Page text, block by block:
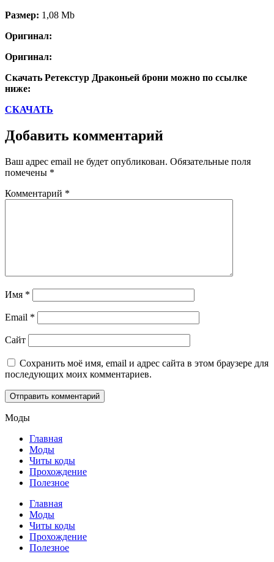
Размер: 1,08 Mb
Оригинал:
Оригинал:
Скачать Ретекстур Драконьей брони можно по ссылке
ниже:
СКАЧАТЬ
Добавить комментарий
Ваш адрес email не будет опубликован. Обязательные поля
помечены *
Комментарий *
Имя *
Email *
Сайт
Сохранить моё имя, email и адрес сайта в этом браузере для
последующих моих комментариев.
Моды
Главная
Моды
Читы коды
Прохождение
Полезное
Главная
Моды
Читы коды
Прохождение
Полезное